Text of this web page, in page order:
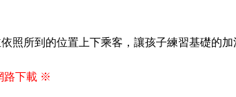
照所到的位置上下乘客，讓孩子練習基礎的
路下載 ※